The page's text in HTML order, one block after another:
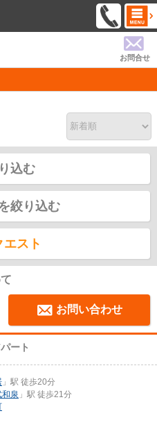
お問合せ
込む
絞り込む
スト
お問い合わせ
ート
」駅 徒歩20分
和泉 」駅 徒歩21分